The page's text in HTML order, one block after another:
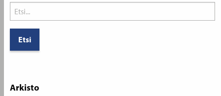
Search
for:
Arkisto